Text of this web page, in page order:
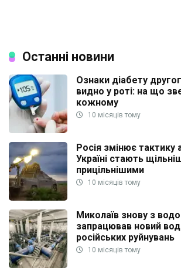
Останні новини
Ознаки діабету
видно у роті: на що
кожному
10 місяців тому
Росія змінює тактику
Україні стають
прицільнішими
10 місяців тому
Миколаїв знову з
запрацював новий
російських руйнувань
10 місяців тому